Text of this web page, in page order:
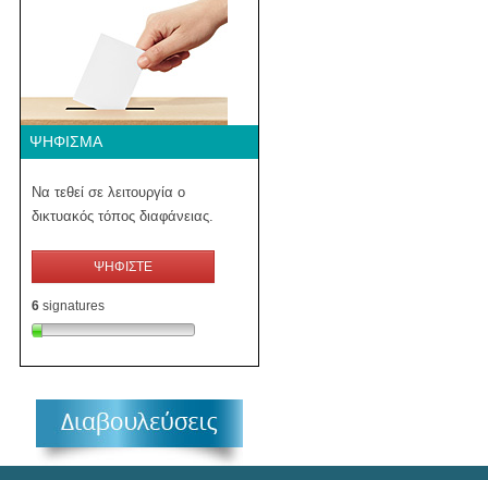
ΨΉΦΙΣΜΑ
Να τεθεί σε λειτουργία ο
δικτυακός τόπος διαφάνειας.
ΨΗΦΙΣΤΕ
6 signatures